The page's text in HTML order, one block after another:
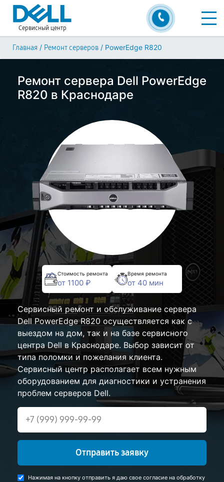
Сервисный центр
Главная / Ремонт серверов / PowerEdge R820
Ремонт сервера Dell PowerEdge
R820 в Краснодаре
Стоимость ремонта
от 1100 ₽
Время ремонта
от 40 мин
Сервисный ремонт и обслуживание сервера
Dell PowerEdge R820 осуществляется как с
выездом на дом, так и на базе сервисного
центра Dell в Краснодаре. Выбор зависит от
типа поломки и пожелания клиента.
Сервисный центр располагает всем нужным
оборудованием для диагностики и устранения
проблем серверов Dell.
Отправить заявку
Нажимая на кнопку отправить я даю свое согласие на обработку